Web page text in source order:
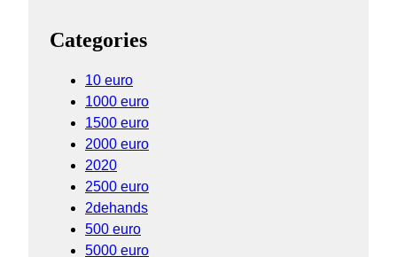
Categories
10 euro
1000 euro
1500 euro
2000 euro
2020
2500 euro
2dehands
500 euro
5000 euro